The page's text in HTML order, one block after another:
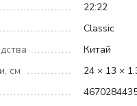
22:22
Classic
Китай
см
24 × 13 ×